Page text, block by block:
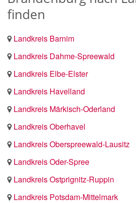
finden
Landkreis Barnim
Landkreis Dahme-Spreewald
Landkreis Elbe-Elster
Landkreis Havelland
Landkreis Märkisch-Oderland
Landkreis Oberhavel
Landkreis Oberspreewald-Lausitz
Landkreis Oder-Spree
Landkreis Ostprignitz-Ruppin
Landkreis Potsdam-Mittelmark